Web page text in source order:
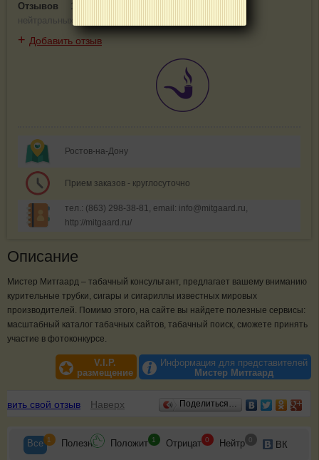
Отзывов
1
нейтральных
+ Добавить отзыв
Ростов-на-Дону
Прием заказов - круглосуточно
тел.: (863) 298-38-81, email: info@mitgaard.ru,
http://mitgaard.ru/
Описание
Мистер Митгаард – табачный консультант, предлагает вашему вниманию
курительные трубки, сигары и сигариллы известных мировых
производителей. Помимо этого, на сайте вы найдете полезные сервисы:
масштабный каталог табачных сайтов, табачный поиск, сможете принять
участие в фотоконкурсе.
V.I.P.
размещение
Информация для представителей
Мистер Митгаард
Отзывы
свой отзыв Наверх Поделиться…
Все 1 Полезн Положит 1 Отрицат 0 Нейтр 0 ВК